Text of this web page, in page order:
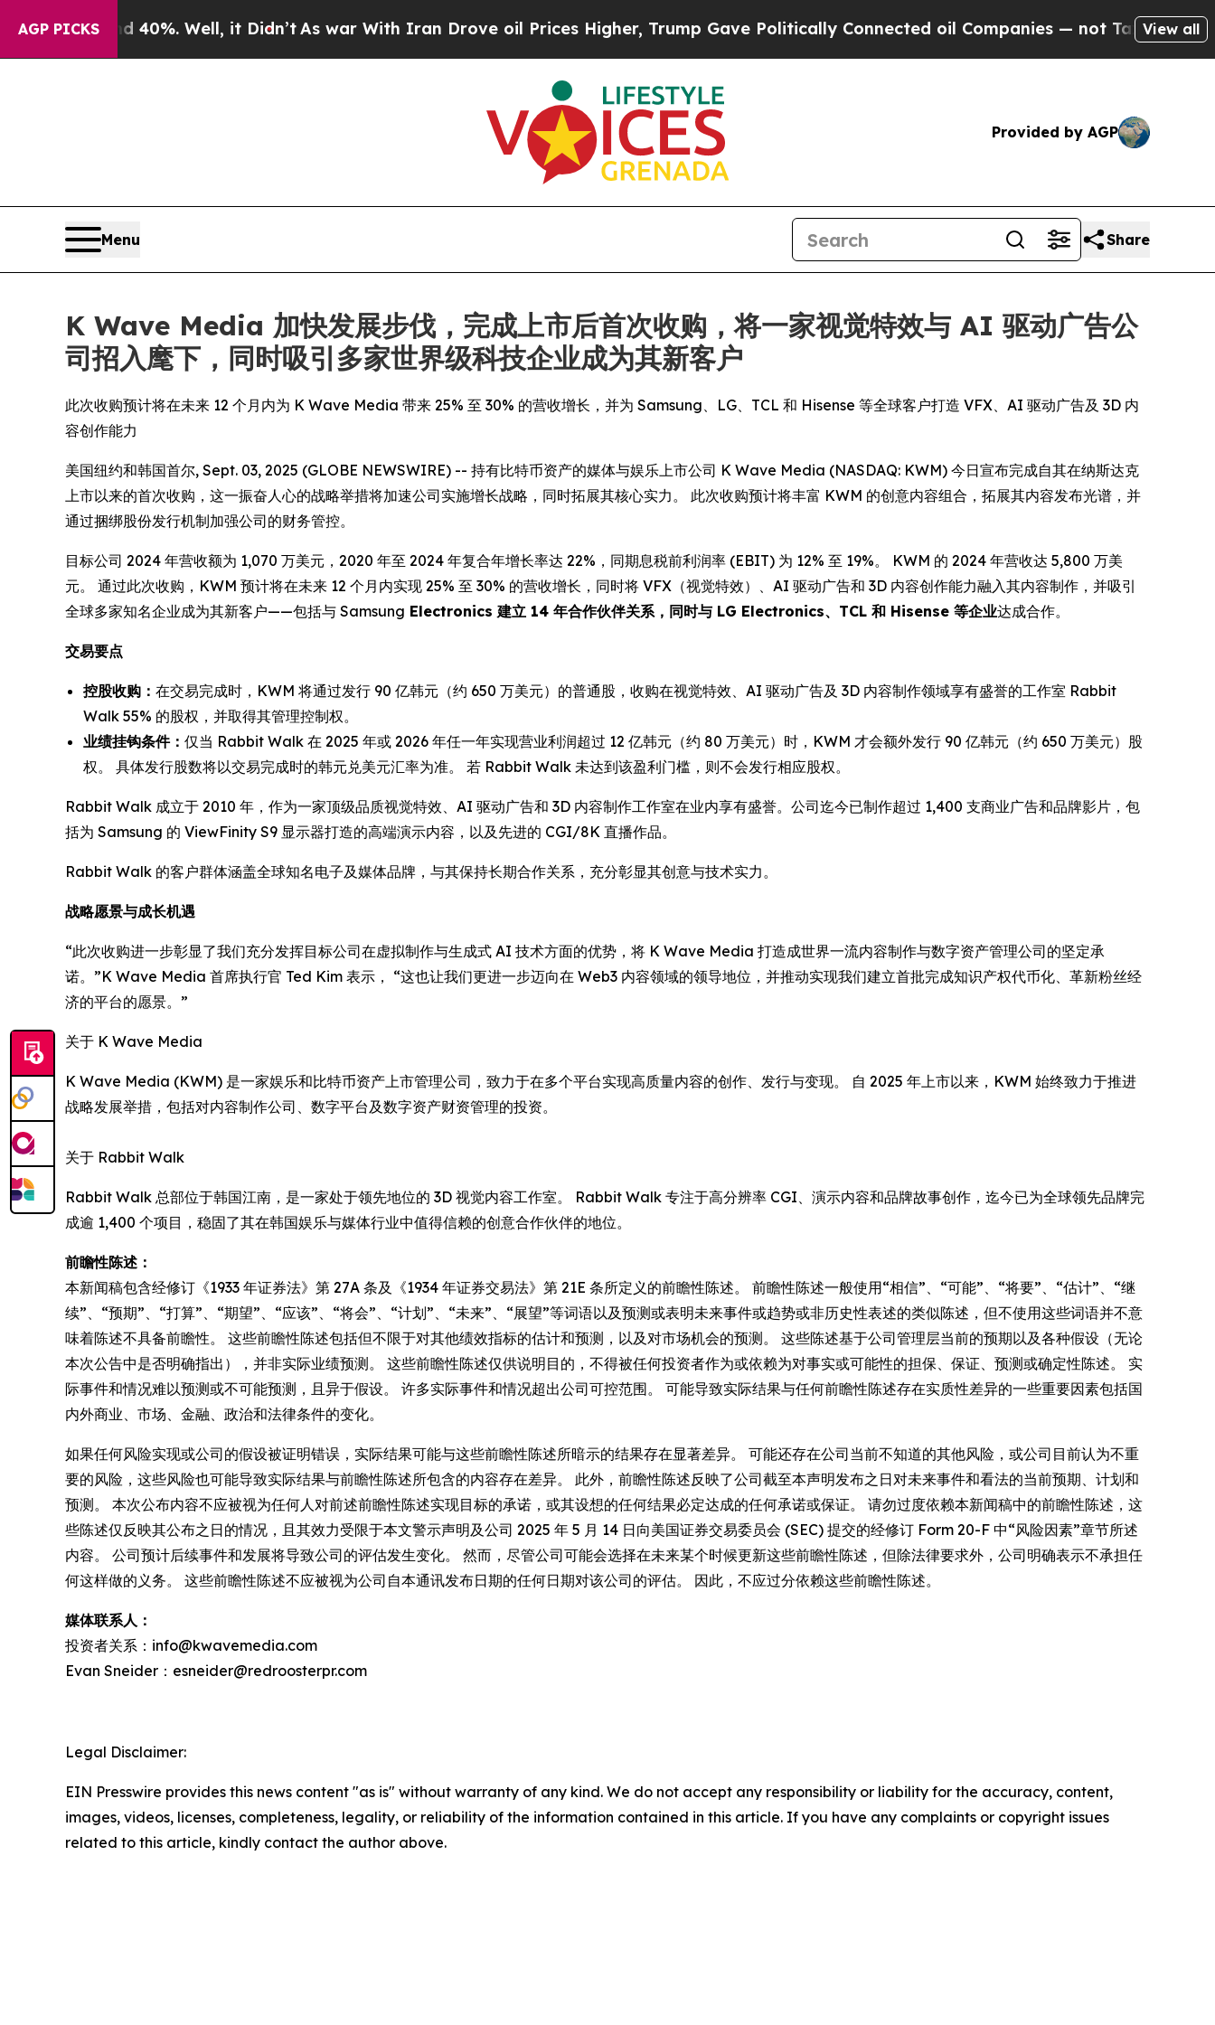
AGP PICKS
40%. Well, it Didn’tAs war With Iran Drove oil Prices Higher, Trump Gave Politically Connected oil Companies — not Taxpayers — theView all
Provided by AGP
Menu Share
K Wave Media 加快发展步伐，完成上市后首次收购，将一家视觉特效与 AI 驱动广告公
司招入麾下，同时吸引多家世界级科技企业成为其新客户
此次收购预计将在未来 12 个月内为 K Wave Media 带来 25% 至 30% 的营收增长，并为 Samsung、LG、TCL 和 Hisense 等全球客户打造 VFX、AI 驱动广告及 3D 内
容创作能力
美国纽约和韩国首尔, Sept. 03, 2025 (GLOBE NEWSWIRE) -- 持有比特币资产的媒体与娱乐上市公司 K Wave Media (NASDAQ: KWM) 今日宣布完成自其在纳斯达克
上市以来的首次收购，这一振奋人心的战略举措将加速公司实施增长战略，同时拓展其核心实力。 此次收购预计将丰富 KWM 的创意内容组合，拓展其内容发布光谱，并
通过捆绑股份发行机制加强公司的财务管控。
目标公司 2024 年营收额为 1,070 万美元，2020 年至 2024 年复合年增长率达 22%，同期息税前利润率 (EBIT) 为 12% 至 19%。 KWM 的 2024 年营收达 5,800 万美
元。 通过此次收购，KWM 预计将在未来 12 个月内实现 25% 至 30% 的营收增长，同时将 VFX（视觉特效）、AI 驱动广告和 3D 内容创作能力融入其内容制作，并吸引
全球多家知名企业成为其新客户——包括与 Samsung Electronics 建立 14 年合作伙伴关系，同时与 LG Electronics、TCL 和 Hisense 等企业达成合作。
交易要点
控股收购： 在交易完成时，KWM 将通过发行 90 亿韩元（约 650 万美元）的普通股，收购在视觉特效、AI 驱动广告及 3D 内容制作领域享有盛誉的工作室 Rabbit
Walk 55% 的股权，并取得其管理控制权。
业绩挂钩条件： 仅当 Rabbit Walk 在 2025 年或 2026 年任一年实现营业利润超过 12 亿韩元（约 80 万美元）时，KWM 才会额外发行 90 亿韩元（约 650 万美元）股
权。 具体发行股数将以交易完成时的韩元兑美元汇率为准。 若 Rabbit Walk 未达到该盈利门槛，则不会发行相应股权。
Rabbit Walk 成立于 2010 年，作为一家顶级品质视觉特效、AI 驱动广告和 3D 内容制作工作室在业内享有盛誉。公司迄今已制作超过 1,400 支商业广告和品牌影片，包
括为 Samsung 的 ViewFinity S9 显示器打造的高端演示内容，以及先进的 CGI/8K 直播作品。
Rabbit Walk 的客户群体涵盖全球知名电子及媒体品牌，与其保持长期合作关系，充分彰显其创意与技术实力。
战略愿景与成长机遇
“此次收购进一步彰显了我们充分发挥目标公司在虚拟制作与生成式 AI 技术方面的优势，将 K Wave Media 打造成世界一流内容制作与数字资产管理公司的坚定承
诺。”K Wave Media 首席执行官 Ted Kim 表示， “这也让我们更进一步迈向在 Web3 内容领域的领导地位，并推动实现我们建立首批完成知识产权代币化、革新粉丝经
济的平台的愿景。”
关于 K Wave Media
K Wave Media (KWM) 是一家娱乐和比特币资产上市管理公司，致力于在多个平台实现高质量内容的创作、发行与变现。 自 2025 年上市以来，KWM 始终致力于推进
战略发展举措，包括对内容制作公司、数字平台及数字资产财资管理的投资。
关于 Rabbit Walk
Rabbit Walk 总部位于韩国江南，是一家处于领先地位的 3D 视觉内容工作室。 Rabbit Walk 专注于高分辨率 CGI、演示内容和品牌故事创作，迄今已为全球领先品牌完
成逾 1,400 个项目，稳固了其在韩国娱乐与媒体行业中值得信赖的创意合作伙伴的地位。
前瞻性陈述：
本新闻稿包含经修订《1933 年证券法》第 27A 条及《1934 年证券交易法》第 21E 条所定义的前瞻性陈述。 前瞻性陈述一般使用“相信”、“可能”、“将要”、“估计”、“继
续”、“预期”、“打算”、“期望”、“应该”、“将会”、“计划”、“未来”、“展望”等词语以及预测或表明未来事件或趋势或非历史性表述的类似陈述，但不使用这些词语并不意
味着陈述不具备前瞻性。 这些前瞻性陈述包括但不限于对其他绩效指标的估计和预测，以及对市场机会的预测。 这些陈述基于公司管理层当前的预期以及各种假设（无论
本次公告中是否明确指出），并非实际业绩预测。 这些前瞻性陈述仅供说明目的，不得被任何投资者作为或依赖为对事实或可能性的担保、保证、预测或确定性陈述。 实
际事件和情况难以预测或不可能预测，且异于假设。 许多实际事件和情况超出公司可控范围。 可能导致实际结果与任何前瞻性陈述存在实质性差异的一些重要因素包括国
内外商业、市场、金融、政治和法律条件的变化。
如果任何风险实现或公司的假设被证明错误，实际结果可能与这些前瞻性陈述所暗示的结果存在显著差异。 可能还存在公司当前不知道的其他风险，或公司目前认为不重
要的风险，这些风险也可能导致实际结果与前瞻性陈述所包含的内容存在差异。 此外，前瞻性陈述反映了公司截至本声明发布之日对未来事件和看法的当前预期、计划和
预测。 本次公布内容不应被视为任何人对前述前瞻性陈述实现目标的承诺，或其设想的任何结果必定达成的任何承诺或保证。 请勿过度依赖本新闻稿中的前瞻性陈述，这
些陈述仅反映其公布之日的情况，且其效力受限于本文警示声明及公司 2025 年 5 月 14 日向美国证券交易委员会 (SEC) 提交的经修订 Form 20-F 中“风险因素”章节所述
内容。 公司预计后续事件和发展将导致公司的评估发生变化。 然而，尽管公司可能会选择在未来某个时候更新这些前瞻性陈述，但除法律要求外，公司明确表示不承担任
何这样做的义务。 这些前瞻性陈述不应被视为公司自本通讯发布日期的任何日期对该公司的评估。 因此，不应过分依赖这些前瞻性陈述。
媒体联系人：
投资者关系：info@kwavemedia.com
Evan Sneider：esneider@redroosterpr.com
Legal Disclaimer:
EIN Presswire provides this news content "as is" without warranty of any kind. We do not accept any responsibility or liability for the accuracy, content,
images, videos, licenses, completeness, legality, or reliability of the information contained in this article. If you have any complaints or copyright issues
related to this article, kindly contact the author above.